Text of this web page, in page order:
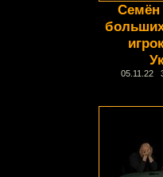
Семён
05.11.22